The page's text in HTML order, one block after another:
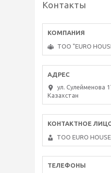
Контакты
ТОО "EURO
ул. Сулейменова
Казахстан
ТОО EURO HOUSE